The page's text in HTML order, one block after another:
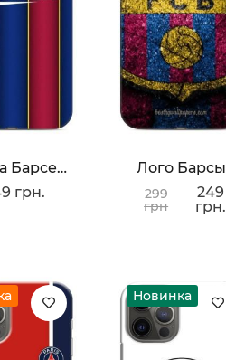
Форма Барселоны
грн.
Лого Барсы
299
грн
249
грн.
Новинка